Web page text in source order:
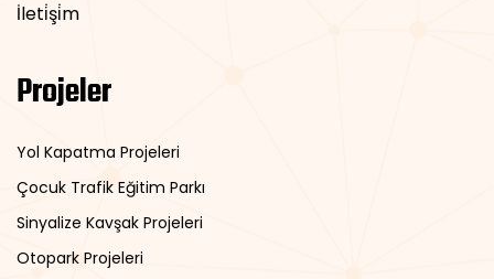
İleti̇şi̇m
Projeler
Yol Kapatma Projeleri
Çocuk Trafik Eğitim Parkı
Sinyalize Kavşak Projeleri
Otopark Projeleri